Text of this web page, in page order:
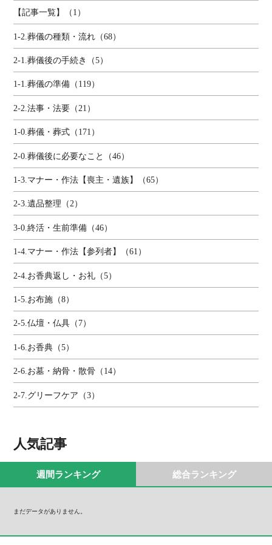
人気記事
週間ランキング 総合ランキング
まだデータがありません。
【記事一覧】（1）
1-2.葬儀の種類・流れ（68）
2-1.葬儀後の手続き（5）
1-1.葬儀の準備（119）
2-2.法事・法要（21）
1-0.葬儀・葬式（171）
2-0.葬儀後に必要なこと（46）
1-3.マナー・作法【喪主・遺族】（65）
2-3.遺品整理（2）
3-0.終活・生前準備（46）
1-4.マナー・作法【参列者】（61）
2-4.お香典返し・お礼（5）
1-5.お布施（8）
2-5.仏壇・仏具（7）
1-6.お香典（5）
2-6.お墓・納骨・散骨（14）
2-7.グリーフケア（3）